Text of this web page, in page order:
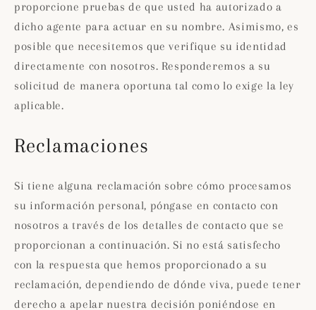
proporcione pruebas de que usted ha autorizado a
dicho agente para actuar en su nombre. Asimismo, es
posible que necesitemos que verifique su identidad
directamente con nosotros. Responderemos a su
solicitud de manera oportuna tal como lo exige la ley
aplicable.
Reclamaciones
Si tiene alguna reclamación sobre cómo procesamos
su información personal, póngase en contacto con
nosotros a través de los detalles de contacto que se
proporcionan a continuación. Si no está satisfecho
con la respuesta que hemos proporcionado a su
reclamación, dependiendo de dónde viva, puede tener
derecho a apelar nuestra decisión poniéndose en